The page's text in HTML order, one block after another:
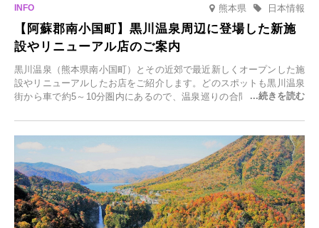
熊本県 日本情報
【阿蘇郡南小国町】黒川温泉周辺に登場した新施
設やリニューアル店のご案内
黒川温泉（熊本県南小国町）とその近郊で最近新しくオープンした施
設やリニューアルしたお店をご紹介します。どのスポットも黒川温泉
街から車で約5～10分圏内にあるので、温泉巡りの合間に気軽に立ち
元食材にこだわったレストランなど、多彩な魅力が満載です。黒川温
泉の新たな楽しみとしてチェックしてみてください。